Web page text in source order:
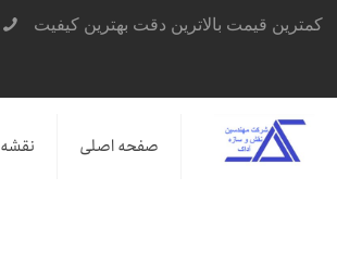
کمترین قیمت بالاترین دقت بهترین کیفیت
صفحه اصلی